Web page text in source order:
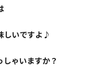
しいですよ♪
ゃいますか？